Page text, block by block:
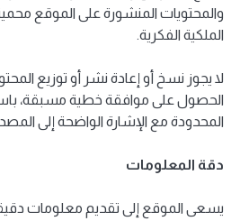
والمحتويات المنشورة على الموقع
الملكية الفكرية.
لا يجوز نسخ أو إعادة نشر أو توزيع
الحصول على موافقة خطية مسبقة،
المحدودة مع الإشارة الواضحة إلى
دقة المعلومات
يسعى الموقع إلى تقديم معلومات